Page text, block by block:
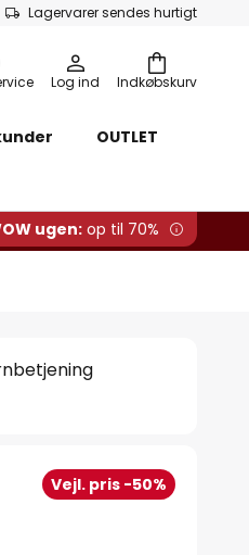
Lagervarer sendes hurtigt
Indkøbskurv
Log ind
OUTLET
ugen:op til 70%
Vejl. pris -50%